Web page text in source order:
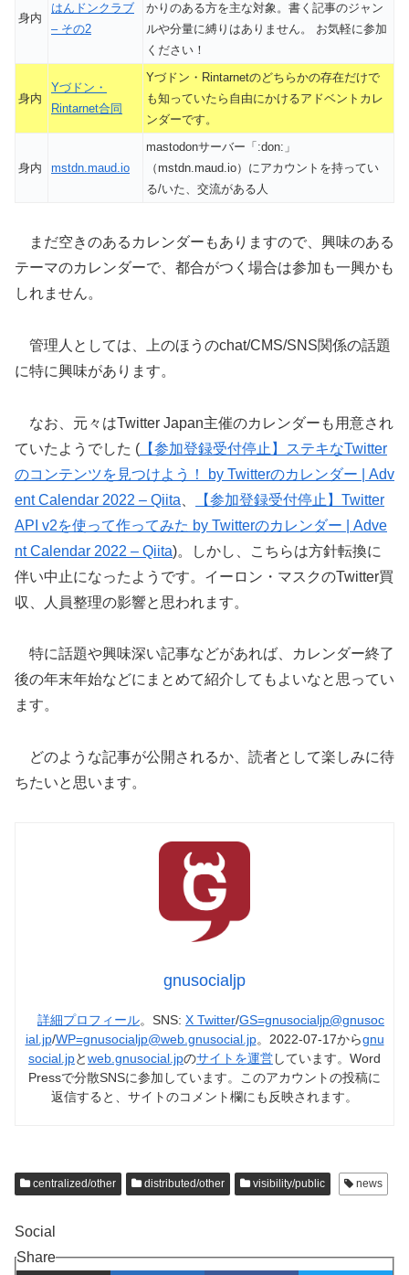
身内
はんドンクラブ
– その2
かりのある方を主な対象。書く記事のジャン
ルや分量に縛りはありません。 お気軽に参加
ください！
身内
Yづドン・
Rintarnet合同
Yづドン・Rintarnetのどちらかの存在だけで
も知っていたら自由にかけるアドベントカレ
ンダーです。
身内 mstdn.maud.io
mastodonサーバー「:don:」
（mstdn.maud.io）にアカウントを持ってい
る/いた、交流がある人
まだ空きのあるカレンダーもありますので、興味のある
テーマのカレンダーで、都合がつく場合は参加も一興かも
しれません。
管理人としては、上のほうのchat/CMS/SNS関係の話題
に特に興味があります。
なお、元々はTwitter Japan主催のカレンダーも用意され
ていたようでした ( 【参加登録受付停止】ステキなTwitter
のコンテンツを見つけよう！ by Twitterのカレンダー | Adv
ent Calendar 2022 – Qiita
【参加登録受付停止】Twitter
API v2を使って作ってみた by Twitterのカレンダー | Adve
nt Calendar 2022 – Qiita)。しかし、こちらは方針転換に
伴い中止になったようです。イーロン・マスクのTwitter買
収、人員整理の影響と思われます。
特に話題や興味深い記事などがあれば、カレンダー終了
後の年末年始などにまとめて紹介してもよいなと思ってい
ます。
どのような記事が公開されるか、読者として楽しみに待
ちたいと思います。
gnusocialjp
詳細プロフィール。SNS: X Twitter/GS=gnusocialjp@gnusoc
ial.jp/WP=gnusocialjp@web.gnusocial.jp。2022-07-17からgnu
social.jpとweb.gnusocial.jpのサイトを運営しています。Word
Pressで分散SNSに参加しています。このアカウントの投稿に
返信すると、サイトのコメント欄にも反映されます。
centralized/other distributed/other visibility/public news
Social
Share